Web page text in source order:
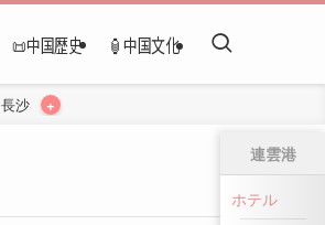
📜中国歴史 🏮中国文化
長沙 +
連雲港
ホテル